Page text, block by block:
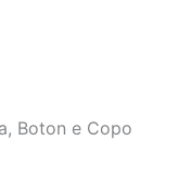
Boton e Copo